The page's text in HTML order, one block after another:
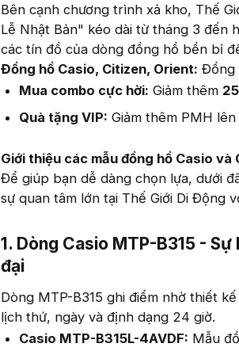
Bên cạnh chương trình xả kho, Thế
Lễ Nhật Bản" kéo dài từ tháng 3 đến
các tín đồ của dòng đồng hồ bền bỉ
Đồng hồ Casio, Citizen, Orient: Đồng
Mua combo cực hời: Giảm thêm
Quà tặng VIP: Giảm thêm PMH
Giới thiệu các mẫu đồng hồ Casio
Để giúp bạn dễ dàng chọn lựa, dưới
sự quan tâm lớn tại Thế Giới Di Động
1. Dòng Casio MTP-B315 -
đại
Dòng MTP-B315 ghi điểm nhờ thiết
lịch thứ, ngày và định dạng 24 giờ.
Casio MTP-B315L-4AVDF: Mẫu